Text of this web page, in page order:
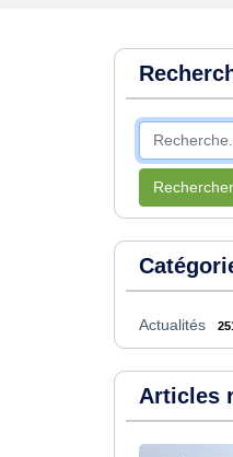
Rechercher
Actualités
Articles